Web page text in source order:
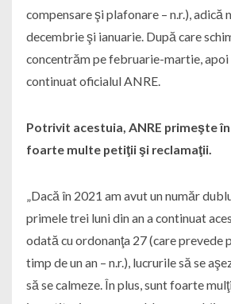
compensare şi plafonare – n.r.), adică
decembrie şi ianuarie. După care
concentrăm pe februarie-martie, apoi
continuat oficialul ANRE.
Potrivit acestuia, ANRE primeşte
foarte multe petiţii şi reclamaţii.
„Dacă în 2021 am avut un număr
primele trei luni din an a continuat
odată cu ordonanţa 27 (care prevede
timp de un an – n.r.), lucrurile să se
să se calmeze. În plus, sunt foarte